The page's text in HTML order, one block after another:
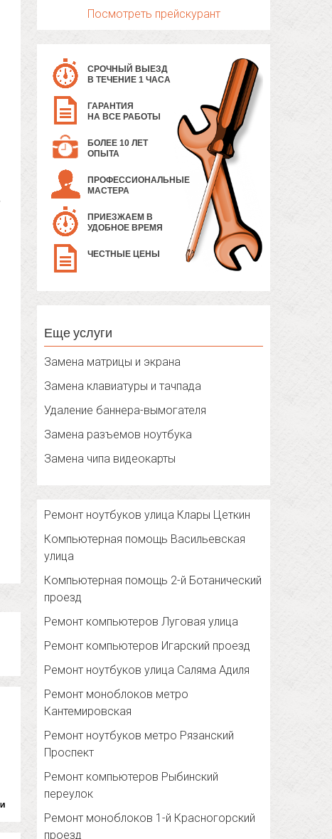
Посмотреть прейскурант
СРОЧНЫЙ ВЫЕЗД
В ТЕЧЕНИЕ 1 ЧАСА
ГАРАНТИЯ
НА ВСЕ РАБОТЫ
БОЛЕЕ 10 ЛЕТ
ОПЫТА
ПРОФЕССИОНАЛЬНЫЕ
МАСТЕРА
ПРИЕЗЖАЕМ В
УДОБНОЕ ВРЕМЯ
ЧЕСТНЫЕ ЦЕНЫ
Еще услуги
Замена матрицы и экрана
Замена клавиатуры и тачпада
Удаление баннера-вымогателя
Замена разъемов ноутбука
Замена чипа видеокарты
Ремонт ноутбуков улица Клары Цеткин
Компьютерная помощь Васильевская
улица
Компьютерная помощь 2-й Ботанический
проезд
Ремонт компьютеров Луговая улица
Ремонт компьютеров Игарский проезд
Ремонт ноутбуков улица Саляма Адиля
Ремонт моноблоков метро
Кантемировская
Ремонт ноутбуков метро Рязанский
Проспект
Ремонт компьютеров Рыбинский
переулок
Ремонт моноблоков 1-й Красногорский
проезд